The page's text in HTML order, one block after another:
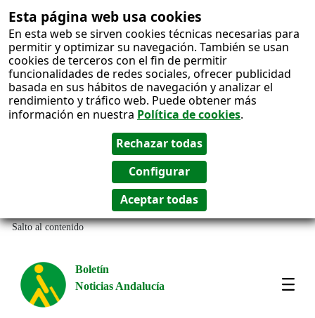
Esta página web usa cookies
En esta web se sirven cookies técnicas necesarias para
permitir y optimizar su navegación. También se usan
cookies de terceros con el fin de permitir
funcionalidades de redes sociales, ofrecer publicidad
basada en sus hábitos de navegación y analizar el
rendimiento y tráfico web. Puede obtener más
información en nuestra Política de cookies.
Salto al contenido
Boletín
Noticias Andalucía